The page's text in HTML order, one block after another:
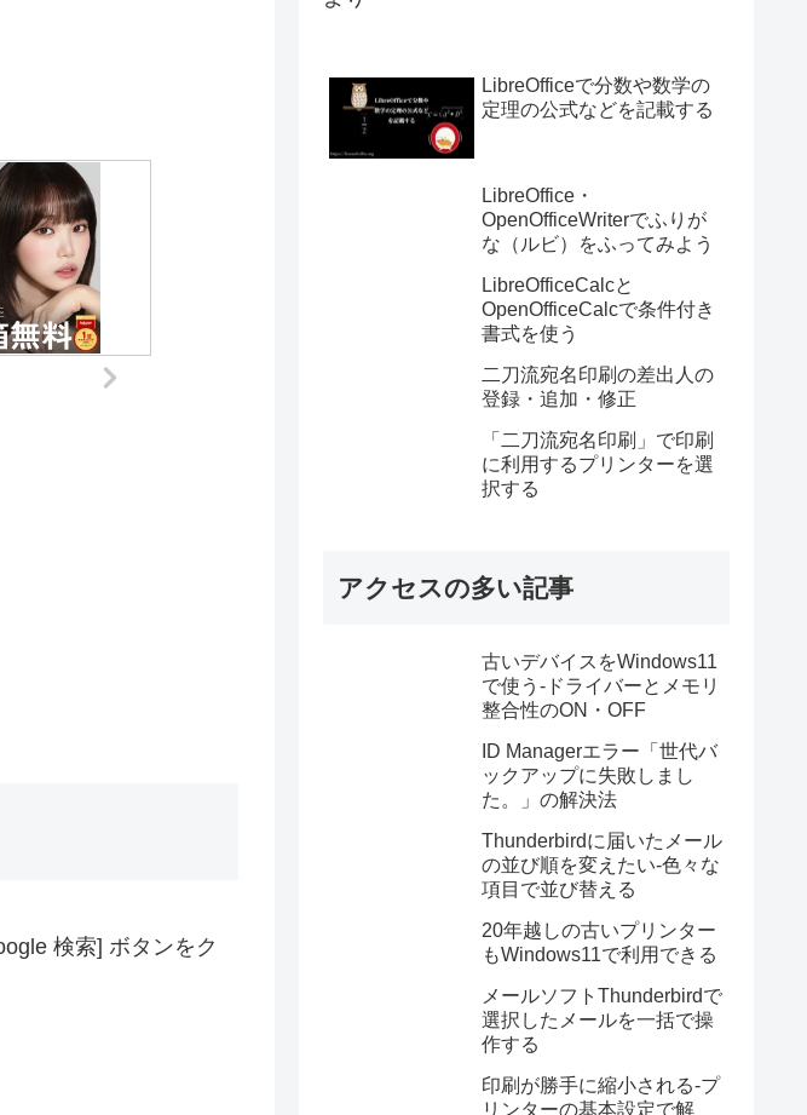
検索] ボタンをク
LibreOfficeで分数や数学の
定理の公式などを記載する
LibreOffice・
OpenOfficeWriterでふりが
な（ルビ）をふってみよう
LibreOfficeCalcと
OpenOfficeCalcで条件付き
書式を使う
二刀流宛名印刷の差出人の
登録・追加・修正
「二刀流宛名印刷」で印刷
に利用するプリンターを選
択する
アクセスの多い記事
古いデバイスをWindows11
で使う-ドライバーとメモリ
整合性のON・OFF
ID Managerエラー「世代バ
ックアップに失敗しまし
た。」の解決法
Thunderbirdに届いたメール
の並び順を変えたい-色々な
項目で並び替える
20年越しの古いプリンター
もWindows11で利用できる
メールソフトThunderbirdで
選択したメールを一括で操
作する
印刷が勝手に縮小される-プ
リンターの基本設定で解